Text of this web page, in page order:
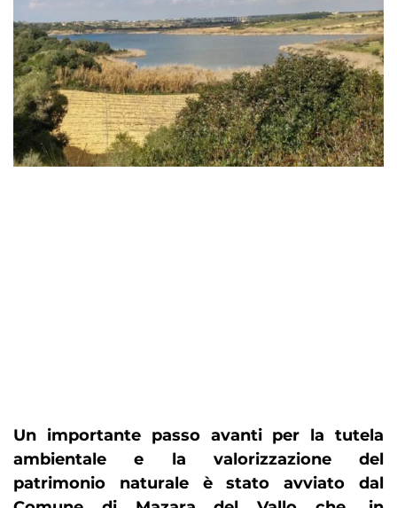
Un importante passo avanti per la tutela
ambientale e la valorizzazione del
patrimonio naturale è stato avviato dal